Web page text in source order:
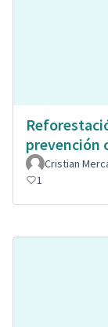
prevención
Cristian
1